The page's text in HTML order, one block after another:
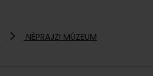
NÉPRAJZI MÚZEUM